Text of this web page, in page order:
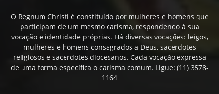
O Regnum Christi é constituído por mulheres e homens que
participam de um mesmo carisma, respondendo à sua
vocação e identidade próprias. Há diversas vocações: leigos,
mulheres e homens consagrados a Deus, sacerdotes
religiosos e sacerdotes diocesanos. Cada vocação expressa
de uma forma específica o carisma comum. Ligue: (11) 3578-
1164